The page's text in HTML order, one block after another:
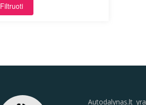
Filtruoti
Autodalynas.lt